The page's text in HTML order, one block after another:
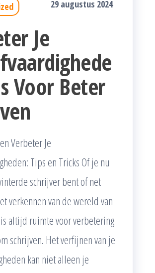
29 augustus 2024
Je
Voor Beter
Verbeter Je
Tips en Tricks Of je nu
schrijver bent of net
verkennen van de wereld van
altijd ruimte voor verbetering
schrijven. Het verfijnen van je
kan niet alleen je